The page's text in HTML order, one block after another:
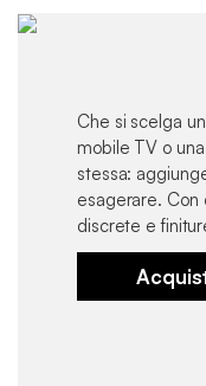
Che si scelga
mobile TV o
stessa:
esagerare. Con
discrete e